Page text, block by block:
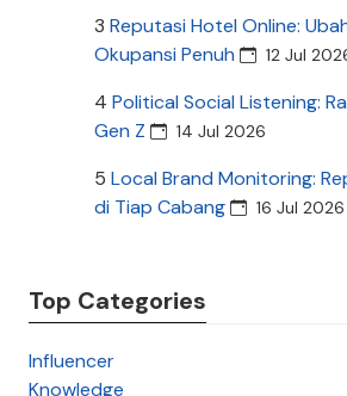
3 Reputasi Hotel Online:
Okupansi Penuh
12 Jul
4 Political Social Listening:
Gen Z
14 Jul 2026
5 Local Brand Monitoring:
di Tiap Cabang
16 Jul 2026
Top Categories
Influencer
Knowledge